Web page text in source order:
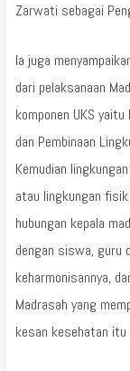
Zarwati sebagai
Ia juga
dari pelaksanaan
komponen UKS
dan Pembinaan
Kemudian
atau lingkungan
hubungan kepala
dengan siswa, guru
keharmonisannya,
Madrasah yang
kesan kesehatan